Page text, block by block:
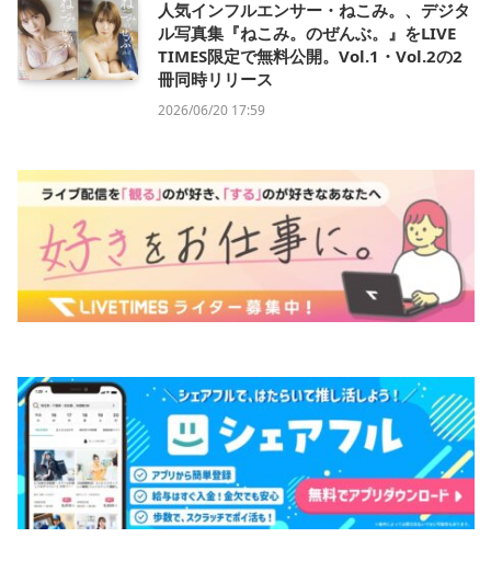
人気インフルエンサー・ねこみ。、デジタ
ル写真集『ねこみ。のぜんぶ。』をLIVE
TIMES限定で無料公開。Vol.1・Vol.2の2
冊同時リリース
2026/06/20 17:59